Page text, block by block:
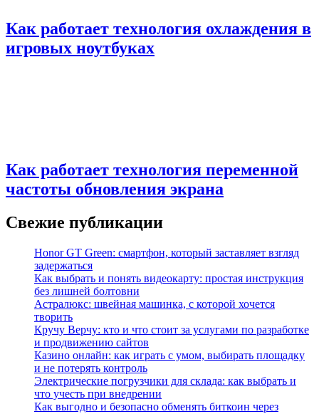
Как работает технология охлаждения в
игровых ноутбуках
Как работает технология переменной
частоты обновления экрана
Свежие публикации
Honor GT Green: смартфон, который заставляет взгляд
задержаться
Как выбрать и понять видеокарту: простая инструкция
без лишней болтовни
Астралюкс: швейная машинка, с которой хочется
творить
Кручу Верчу: кто и что стоит за услугами по разработке
и продвижению сайтов
Казино онлайн: как играть с умом, выбирать площадку
и не потерять контроль
Электрические погрузчики для склада: как выбрать и
что учесть при внедрении
Как выгодно и безопасно обменять биткоин через